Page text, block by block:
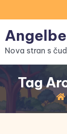
to
content
Nova stran s
Tag